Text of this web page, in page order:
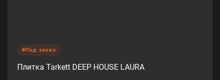
Под заказ
Плитка Tarkett DEEP HOUSE LAURA